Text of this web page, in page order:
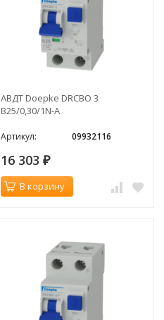
АВДТ Doepke DRCBO 3
B25/0,30/1N-A
Артикул: 09932116
16 303 ₽
В корзину